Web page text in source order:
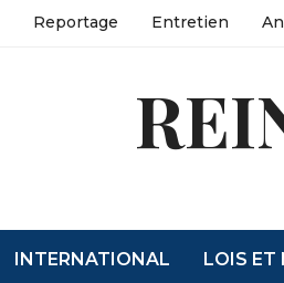
Reportage Entretien
INTERNATIONAL LOIS ET